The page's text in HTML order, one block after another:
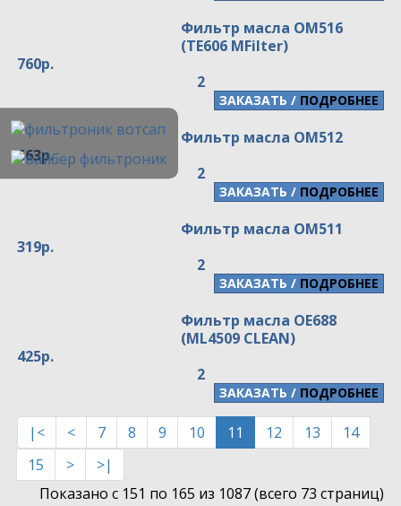
Фильтр масла OM516
(TE606 MFilter)
760р.
2
/ ПОДРОБНЕЕ
Фильтр масла OM512
563р.
2
/ ПОДРОБНЕЕ
Фильтр масла OM511
319р.
2
/ ПОДРОБНЕЕ
Фильтр масла OE688
(ML4509 CLEAN)
425р.
2
/ ПОДРОБНЕЕ
|< < 7 8 9 10 11 12 13
14
15
>
>|
Показано с 151 по 165 из 1087 (всего 73 страниц)